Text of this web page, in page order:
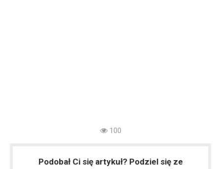
100
Podobał Ci się artykuł? Podziel się ze